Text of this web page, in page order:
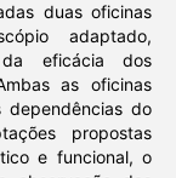
duas oficinas
adaptado,
eficácia dos
as oficinas
dependências do
propostas
e funcional, o